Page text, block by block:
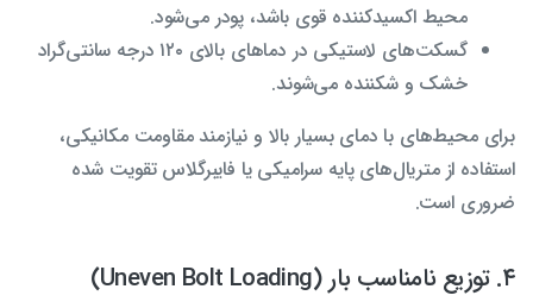
محیط اکسیدکننده قوی باشد، پودر می‌شود.
گسکت‌های لاستیکی در دماهای بالای ۱۲۰ درجه سانتی‌گراد
خشک و شکننده می‌شوند.
برای محیط‌های با دمای بسیار بالا و نیازمند مقاومت مکانیکی،
استفاده از متریال‌های پایه سرامیکی یا فایبرگلاس تقویت شده
ضروری است.
۴. توزیع نامناسب بار (Uneven Bolt Loading)